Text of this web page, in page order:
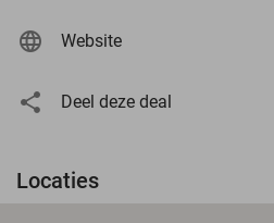
Website
Deel deze deal
Locaties